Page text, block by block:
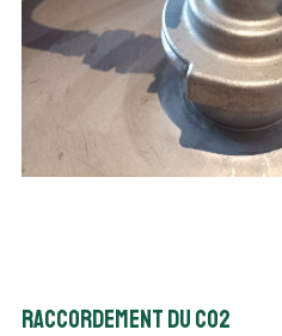
Raccordement du CO2